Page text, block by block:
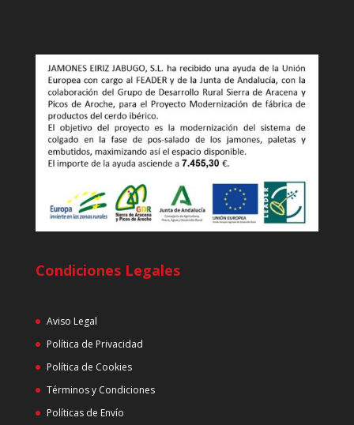
Condiciones Legales
Aviso Legal
Política de Privacidad
Política de Cookies
Términos y Condiciones
Políticas de Envío